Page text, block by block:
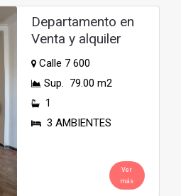
Departamento en
Venta y alquiler
Calle 7 600
Sup. 79.00 m2
1
3 AMBIENTES
Ver
más